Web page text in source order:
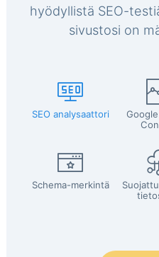
hyödyllistä SEO-
sivustosi on
SEO analysaattori
Schema-merkintä